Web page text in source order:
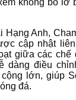
Hạng Anh,
cập nhật
giữa các chế
dàng điều
lớn, giúp
đá.